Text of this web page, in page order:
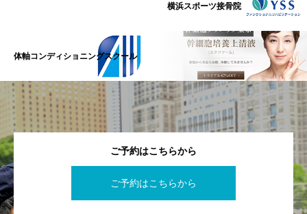
横浜スポーツ接骨院
体軸コンディショニングスクール
ご予約はこちらから
ご予約はこちらから